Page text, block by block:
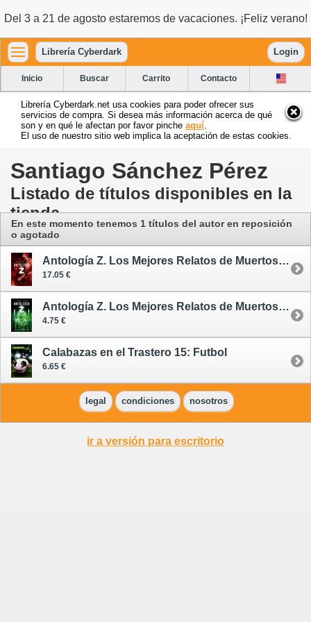
Del 3 a 21 de agosto estaremos de vacaciones. ¡Feliz verano!
Librería Cyberdark Login
Inicio Buscar Carrito Contacto
Librería Cyberdark.net usa cookies para poder ofrecer sus
servicios de compra. Si desea más información acerca de qué
son y en qué le afectan por favor pinche aquí
El uso de nuestro sitio web implica la aceptación de estas cookies.
Santiago Sánchez Pérez
Listado de títulos disponibles en la
tienda
En este momento tenemos 1 títulos del autor en reposición
o agotado
Antología Z. Los Mejores Relatos de Muertos Vivientes
17.05 €
Antología Z. Los Mejores Relatos de Muertos Vivientes 3 - oferta
4.75 €
Calabazas en el Trastero 15: Futbol
6.65 €
legal condiciones nosotros
ir a versión para escritorio